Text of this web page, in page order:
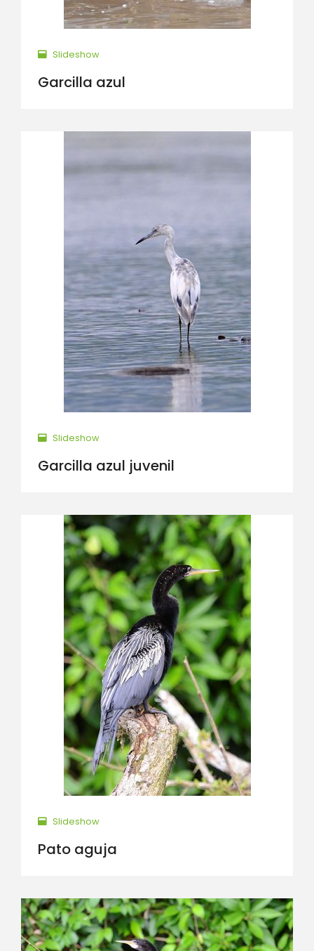
Slideshow
Garcilla azul
Slideshow
Garcilla azul juvenil
Slideshow
Pato aguja